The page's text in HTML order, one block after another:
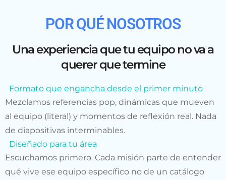
POR QUÉ NOSOTROS
Una experiencia que tu equipo no va a
querer que termine
Formato que engancha desde el primer minuto
Mezclamos referencias pop, dinámicas que mueven
al equipo (literal) y momentos de reflexión real. Nada
de diapositivas interminables.
Diseñado para tu área
Escuchamos primero. Cada misión parte de entender
qué vive ese equipo específico no de un catálogo